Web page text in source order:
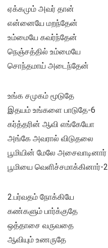
ஏக்கமும் அவர் தான்
என்னையே மறந்தேன்
உம்மையே கவர்ந்தேன்
நெஞ்சத்தில் உம்மையே
சொந்தமாய் அடைந்தேன்
உங்க சமுகம் மூடுதே
இதயம் உங்களை பாடுதே-6
கர்த்தரின் ஆவி எங்கேயோ
அங்கே அவரால் விடுதலை
பூமியின் மேலே அசைவாடினார்
பூமியை வெளிச்சமாக்கினார்-2
2.பர்வதம் நோக்கியே
கண்களும் பார்க்குதே
ஒத்தாசை வருவதை
ஆவியும் உணருதே